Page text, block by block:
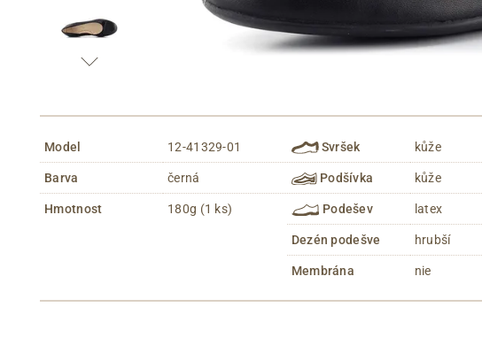
Model 12-41329-01
Barva černá
Hmotnost 180g (1 ks)
Svršek kůže
Podšívka kůže
Podešev latex
Dezén podešve hrubší
Membrána nie